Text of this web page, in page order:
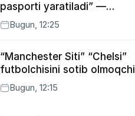
pasporti yaratiladi” —
energetika vaziri
Bugun, 12:25
“Manchester Siti” “Chelsi”
futbolchisini sotib olmoqchi
Bugun, 12:15